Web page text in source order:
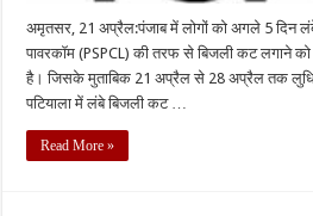
अमृतसर, 21 अप्रैल:पंजाब में लोगों को अगले 5 दिन
पावरकॉम (PSPCL) की तरफ से बिजली कट लगाने को
है। जिसके मुताबिक 21 अप्रैल से 28 अप्रैल तक
पटियाला में लंबे बिजली कट …
Read More »